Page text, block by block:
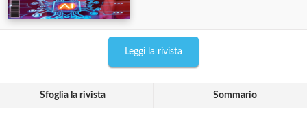
Leggi la rivista
Sfoglia la rivista Sommario